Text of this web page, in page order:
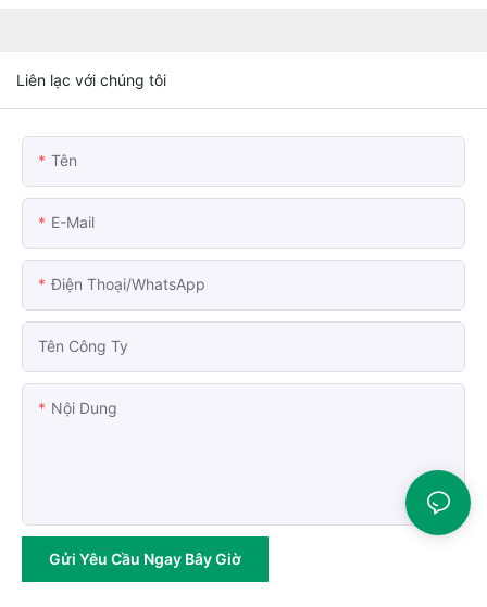
Liên lạc với chúng tôi
Tên
E-Mail
Điện Thoại/WhatsApp
Tên Công Ty
Nội Dung
Gửi Yêu Cầu Ngay Bây Giờ